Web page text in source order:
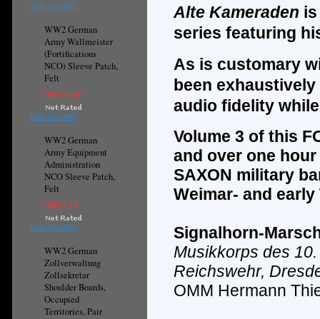
ADD TO CART
WW2 German
Army Wallmeister
(Fortifications
NCO) Sleeve Patch,
Felt
CN¥134.66
ADD TO CART
WW2 German
Army Equipment
Administration
NCO Sleeve Patch,
Felt
CN¥67.16
ADD TO CART
WW2 German
Zollverwaltung
Zollsekretar
Shoulder Boards,
Occupied
Territories, Pair
Alte Kameraden
series featuring
As is customary
been
audio fidelity
Volume 3 of this
and over one
SAXON military
Weimar- and
Signalhorn-
Musikkorps des
Reichswehr,
OMM Hermann